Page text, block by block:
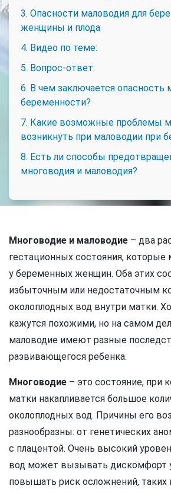
3. Опасности маловодия для
женщины и плода
4. Видео по теме:
5. Вопрос-ответ:
6. В чем заключается опасность
беременности?
7. Какие возможные проблемы
возникнуть при маловодии при
8. Есть ли способы
многоводия и маловодия?
Многоводие и маловодие – два
гестационных состояния, которые
у беременных женщин. Оба этих
избыточным или недостаточным
околоплодных вод внутри матки.
кажутся похожими, но на самом
маловодие имеют разные
развивающегося ребенка.
Многоводие – это состояние, при
матки накапливается большое
околоплодных вод. Причины его
разнообразны: от генетических
с плацентой. Очень высокий
вод может вызывать дискомфорт
повышать риск осложнений, таких